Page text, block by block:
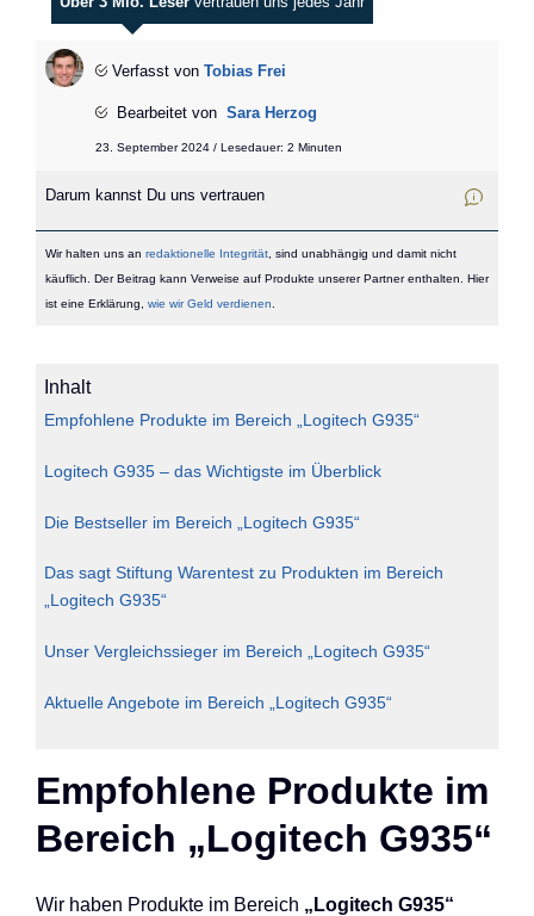
Verfasst von Tobias Frei
Bearbeitet von Sara Herzog
23. September 2024 / Lesedauer: 2 Minuten
Darum kannst Du uns vertrauen
Wir halten uns an redaktionelle Integrität, sind unabhängig und damit nicht
käuflich. Der Beitrag kann Verweise auf Produkte unserer Partner enthalten. Hier
ist eine Erklärung, wie wir Geld verdienen
Inhalt
Empfohlene Produkte im Bereich „Logitech G935“
Logitech G935 – das Wichtigste im Überblick
Die Bestseller im Bereich „Logitech G935“
Das sagt Stiftung Warentest zu Produkten im Bereich
„Logitech G935“
Unser Vergleichssieger im Bereich „Logitech G935“
Aktuelle Angebote im Bereich „Logitech G935“
Empfohlene Produkte im
Bereich „Logitech G935“
Wir haben Produkte im Bereich „Logitech G935“